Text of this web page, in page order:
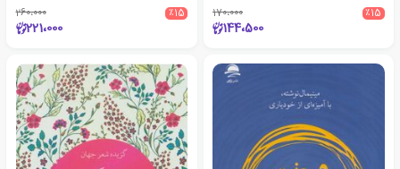
٪15 170،000
144،500
٪15 260،000
221،000